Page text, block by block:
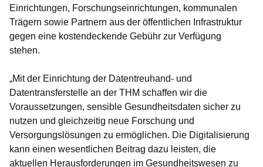
Einrichtungen, Forschungseinrichtungen, kommunalen
Trägern sowie Partnern aus der öffentlichen Infrastruktur
gegen eine kostendeckende Gebühr zur Verfügung
stehen.
„Mit der Einrichtung der Datentreuhand- und
Datentransferstelle an der THM schaffen wir die
Voraussetzungen, sensible Gesundheitsdaten sicher zu
nutzen und gleichzeitig neue Forschung und
Versorgungslösungen zu ermöglichen. Die Digitalisierung
kann einen wesentlichen Beitrag dazu leisten, die
aktuellen Herausforderungen im Gesundheitswesen zu